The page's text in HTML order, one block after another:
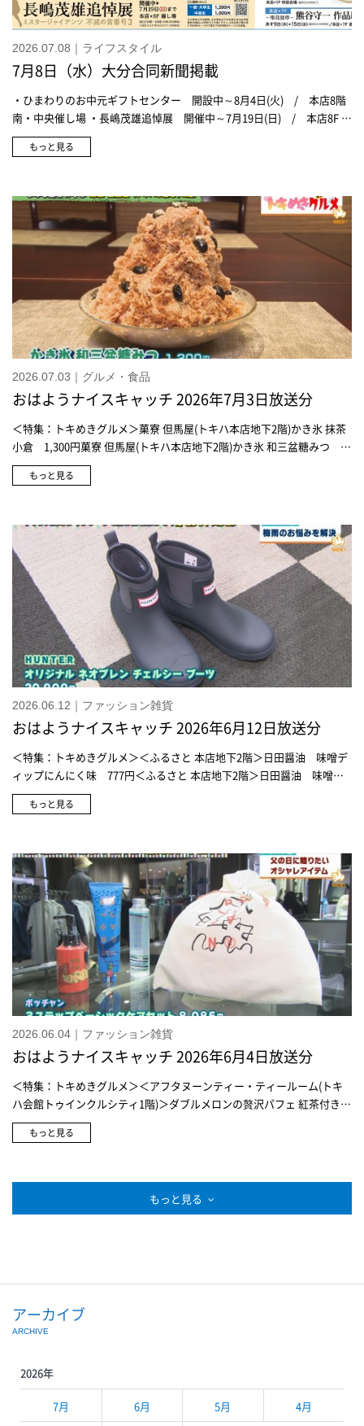
2026.07.08｜ライフスタイル
7月8日（水）大分合同新聞掲載
・ひまわりのお中元ギフトセンター 開設中～8月4日(火) / 本店8階
南・中央催し場 ・長嶋茂雄追悼展 開催中～7月19日(日) / 本店8F 催
し場
もっと見る
2026.07.03｜グルメ・食品
おはようナイスキャッチ 2026年7月3日放送分
＜特集：トキめきグルメ＞菓寮 但馬屋(トキハ本店地下2階)かき氷 抹茶
小倉 1,300円菓寮 但馬屋(トキハ本店地下2階)かき氷 和三盆糖みつ
1,200円＜特集：夏の贈りもの お中元ギフト＞後藤製菓生姜百景 発
行ジンジャエール 3,240円金政農園グラスマムの完熟いちごジェラー
つ・冷ぜんざい詰合せ 5,400円京菓子司 亀屋良長和ぷりん詰合せ
3,564円不室屋宝づくし 9ヶ入 3,240円松葉鴨川(にしんそば4人前セ
ット) 3,715円＜特集：盆提灯＞家紋入り盆提灯4点セット 69,300円
から※家紋入れ代 1個につき1,650円ミニ行灯 1対 22,000円大内行
灯 1対 82,500円
もっと見る
2026.06.12｜ファッション雑貨
おはようナイスキャッチ 2026年6月12日放送分
＜特集：トキめきグルメ＞＜ふるさと 本店地下2階＞日田醤油 味噌デ
ィップにんにく味 777円＜ふるさと 本店地下2階＞日田醤油 味噌デ
ィップゆずこしょう味 810円＜ふるさと 本店地下2階＞日田醤油 味
噌ディップかつおだし 777円＜特集：梅雨のお悩みを解決＞＜生活の
4,070円、10mL 1.980円＜生活の木 本店5階＞空間消臭アロマ(にのき&
シトラス) 30mL 4,070円、10mL 1.980円＜生活の木 本店5階＞アロマ
ストーン スポット 1,320円＜生活の木 本店5階＞アロマストーン ハー
バル 1,100円＜生活の木 本店5階＞天然消臭アロマミスト(瑞々しい有
機ライム)天然消臭アロマミスト(瑞々しい国産ひのき) 各 1,980円＜生
活の木 本店5階＞天然消臭アロマミスト(ペットと過ごす空間用ロー
ズ) 1,980円＜生活の木 本店5階＞《医薬部外品》カオリデオ 薬用デオ
ドラントボディースプレー シトラスミント 1,980円＜生活の木 本店5
階＞カオリデオ ドライシャンプー シトラスミント 2,420円＜生活の木
本店5階＞《医薬部外品》カオリデオ 薬用デオドラントロールオン シト
ラスミント 1,980円＜セレクトスクエア 本店1階＞HUNTER オリジナ
ル ネオプレン チェルシー ブーツ 20,900円＜セレクトスクエア 本店
1階＞HUNTER プレイ ショート ウェザー ジャケット 23,100円＜セレ
クトスクエア 本店1階＞HUNTER オリジナル プレイ トールブーツ
17,600円＜セレクトスクエア 本店1階＞HUNTER ナイロン クロスボデ
ィ ブラック 12,100円、ホワイト 12,650円＜好日山荘 本店4階＞
円＜好日山荘 本店4階＞MILLET フォト レインカバー 20/25 4,400円
＜好日山荘 本店4階＞MILLET フォト レインカバー 30/40 5,060円
もっと見る
2026.06.04｜ファッション雑貨
おはようナイスキャッチ 2026年6月4日放送分
＜特集：トキめきグルメ＞＜アフタヌーンティー・ティールーム(トキ
ハ会館トゥインクルシティ1階)＞ダブルメロンの贅沢パフェ 紅茶付き
2,200円＜特集：父の日に贈りたいオシャレアイテム＞＜ボッチャン(4
階 スタンダードセレクト)＞3ステップベーシックケアセット 8,085円
ット Tシャツ 7,150円＜ジョンブル(4階 スタンダードセレクト)＞ピー
ナッツ シェードギャング Tシャツ 9,900円＜ジョンブル(4階 スタンダ
ス エンブロイダリー Tシャツ 9,350円＜ジョンブル(4階 スタンダード
(4階 スタンダードセレクト)＞ビッグクルーネックTシャツ 16,500円＜
イルビゾンテ(1階)＞キーケース 13,750円＜イルビゾンテ(1階)＞カー
ビゾンテ(1階)＞コインパース 14,850円
もっと見る
もっと見る
アーカイブ
ARCHIVE
2026年
7月 6月 5月 4月